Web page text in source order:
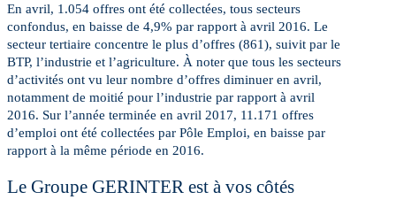
En avril, 1.054 offres ont été collectées, tous secteurs
confondus, en baisse de 4,9% par rapport à avril 2016. Le
secteur tertiaire concentre le plus d’offres (861), suivit par le
BTP, l’industrie et l’agriculture. À noter que tous les secteurs
d’activités ont vu leur nombre d’offres diminuer en avril,
notamment de moitié pour l’industrie par rapport à avril
2016. Sur l’année terminée en avril 2017, 11.171 offres
d’emploi ont été collectées par Pôle Emploi, en baisse par
rapport à la même période en 2016.
Le Groupe GERINTER est à vos côtés